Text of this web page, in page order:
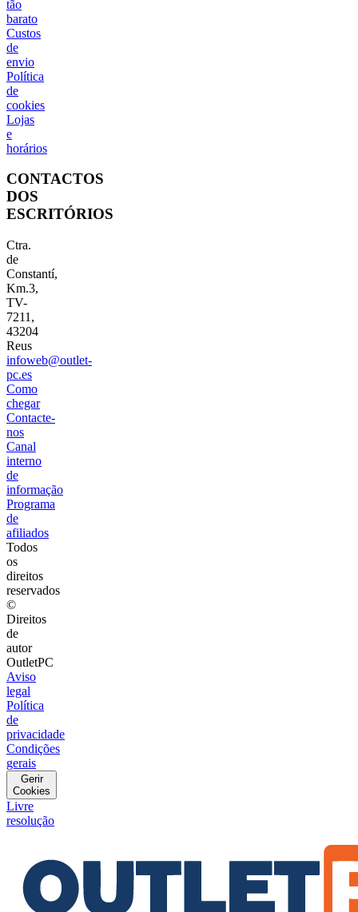
tão
barato
Custos
de
envio
Política
de
cookies
Lojas
e
horários
CONTACTOS
DOS
ESCRITÓRIOS
Ctra.
de
Constantí,
Km.3,
TV-
7211,
43204
Reus
infoweb@outlet-
pc.es
Como
chegar
Contacte-
nos
Canal
interno
de
informação
Programa
de
afiliados
Todos
os
direitos
reservados
©
Direitos
de
autor
OutletPC
Aviso
legal
Política
de
privacidade
Condições
gerais
Gerir
Cookies
Livre
resolução